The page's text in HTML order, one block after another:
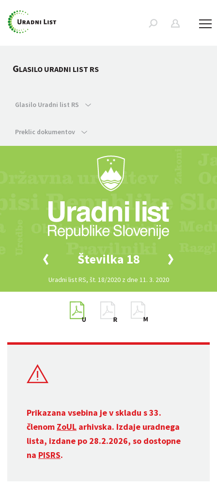
GLASILO URADNI LIST RS
Glasilo Uradni list RS
Preklic dokumentov
Številka 18
Uradni list RS, št. 18/2020 z dne 11. 3. 2020
Prikazana vsebina je v skladu s 33.
členom ZoUL arhivska. Izdaje uradnega
lista, izdane po 28.2.2026, so dostopne
na PISRS.